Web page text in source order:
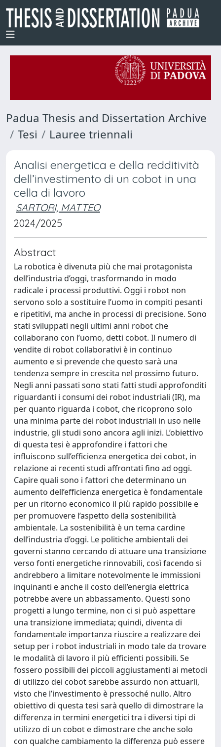
Padua Thesis and Dissertation Archive
Tesi
Lauree triennali
Analisi energetica e della redditività
dell’investimento di un cobot in una
cella di lavoro
SARTORI, MATTEO
2024/2025
Abstract
La robotica è divenuta più che mai protagonista
dell’industria d’oggi, trasformando in modo
radicale i processi produttivi. Oggi i robot non
servono solo a sostituire l’uomo in compiti pesanti
e ripetitivi, ma anche in processi di precisione. Sono
stati sviluppati negli ultimi anni robot che
collaborano con l’uomo, detti cobot. Il numero di
vendite di robot collaborativi è in continuo
aumento e si prevende che questo sarà una
tendenza sempre in crescita nel prossimo futuro.
Negli anni passati sono stati fatti studi approfonditi
riguardanti i consumi dei robot industriali (IR), ma
per quanto riguarda i cobot, che ricoprono solo
una minima parte dei robot industriali in uso nelle
industrie, gli studi sono ancora agli inizi. L’obiettivo
di questa tesi è approfondire i fattori che
influiscono sull’efficienza energetica dei cobot, in
relazione ai recenti studi affrontati fino ad oggi.
Capire quali sono i fattori che determinano un
aumento dell’efficienza energetica è fondamentale
per un ritorno economico il più rapido possibile e
per promuovere l’aspetto della sostenibilità
ambientale. La sostenibilità è un tema cardine
dell’industria d’oggi. Le politiche ambientali dei
governi stanno cercando di attuare una transizione
verso fonti energetiche rinnovabili, così facendo si
andrebbero a limitare notevolmente le immissioni
inquinanti e anche il costo dell’energia elettrica
potrebbe avere un abbassamento. Questi sono
progetti a lungo termine, non ci si può aspettare
una transizione immediata; quindi, diventa di
fondamentale importanza riuscire a realizzare dei
setup per i robot industriali in modo tale da trovare
le modalità di lavoro il più efficienti possibili. Se
fossero possibili dei piccoli aggiustamenti ai metodi
di utilizzo dei cobot sarebbe assurdo non attuarli,
visto che l’investimento è pressoché nullo. Altro
obiettivo di questa tesi sarà quello di dimostrare la
differenza in termini energetici tra i diversi tipi di
utilizzo di un cobot e dimostrare che anche solo
con qualche cambiamento la differenza può essere